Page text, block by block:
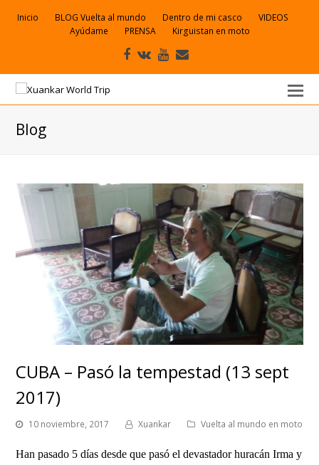
Inicio BLOG Vuelta al mundo Dentro de mi casco
VIDEOS
Ayúdame
PRENSA Kirguistan en moto
Facebook
VK Youtube
electrónico
Blog
CUBA – Pasó la tempestad (13 sept
2017)
10 noviembre, 2017 Xuankar Vuelta al mundo en moto
Han pasado 5 días desde que pasó el devastador huracán Irma y